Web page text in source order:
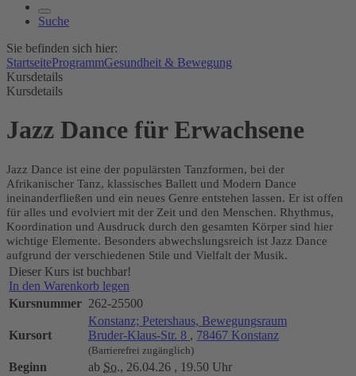
Suche
Sie befinden sich hier:
StartseiteProgrammGesundheit & Bewegung
Kursdetails
Kursdetails
Jazz Dance für Erwachsene
Jazz Dance ist eine der populärsten Tanzformen, bei der
Afrikanischer Tanz, klassisches Ballett und Modern Dance
ineinanderfließen und ein neues Genre entstehen lassen. Er ist offen
für alles und evolviert mit der Zeit und den Menschen. Rhythmus,
Koordination und Ausdruck durch den gesamten Körper sind hier
wichtige Elemente. Besonders abwechslungsreich ist Jazz Dance
aufgrund der verschiedenen Stile und Vielfalt der Musik.
Dieser Kurs ist buchbar!
In den Warenkorb legen
Kursnummer 262-25500
Kursort
Konstanz; Petershaus, Bewegungsraum
Bruder-Klaus-Str. 8 , 78467 Konstanz
(Barrierefrei zugänglich)
Beginn ab So., 26.04.26 , 19.50 Uhr